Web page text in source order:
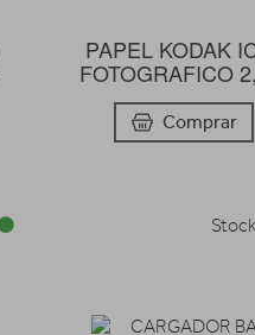
PAPEL KODAK
FOTOGRAFICO
Comprar